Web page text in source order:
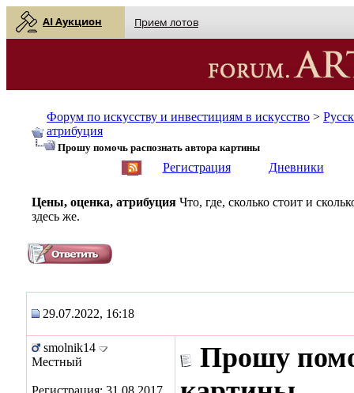
AI Аукцион Прием лотов
Форум по искусству и инвестициям в искусство >
атрибуция
Прошу помочь распознать автора картины
Регистрация Дневники
Цены, оценка, атрибуция Что, где, сколько стоит и
здесь же.
29.07.2022, 16:18
smolnik14
Местный
Регистрация: 31.08.2017
Прошу